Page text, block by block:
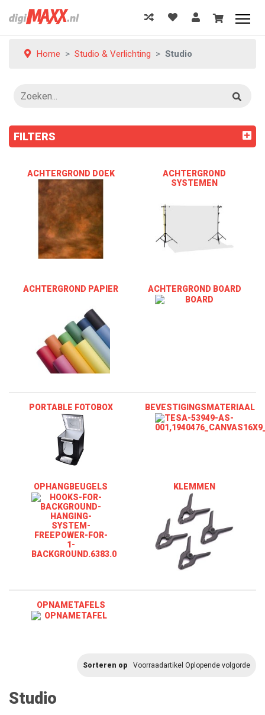
Home Studio & Verlichting Studio
FILTERS
ACHTERGROND DOEK
ACHTERGROND
SYSTEMEN
ACHTERGROND PAPIER ACHTERGROND BOARD
PORTABLE FOTOBOX BEVESTIGINGSMATERIAAL
OPHANGBEUGELS KLEMMEN
OPNAMETAFELS
Sorteren op Voorraadartikel Oplopende volgorde
Studio